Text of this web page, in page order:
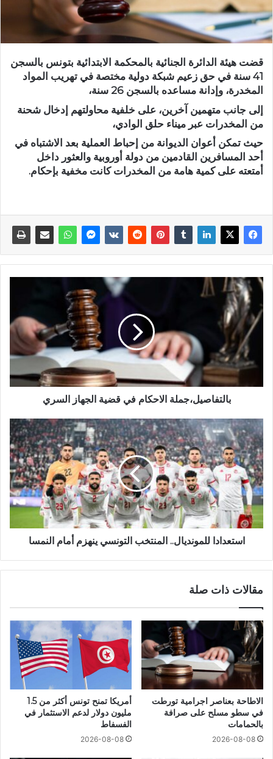
قضت هيئة الدائرة الجنائية بالمحكمة الابتدائية بتونس بالسجن
41 سنة في حق زعيم شبكة دولية مختصة في تهريب المواد
المخدرة، وإدانة مساعده بالسجن 26 سنة،
إلى جانب متهمين آخرين، على خلفية محاولتهم إدخال شحنة
من المخدرات عبر ميناء حلق الوادي،
حيث تمكن أعوان الديوانة من إحباط العملية بعد الاشتباه في
أحد المسافرين القادمين من دولة أوروبية والعثور داخل
أمتعته على كمية هامة من المخدرات كانت مخفية بإحكام.
بالتفاصيل،جملة الاحكام في قضية الجهاز السري
استعدادا للمونديال.. المنتخب التونسي ينهزم أمام النمسا
مقالات ذات صلة
الاطاحة بعناصر اجرامية تورطت
في سطو مسلح على صرافة
بالحمامات
2026-08-08
أمريكا تمنح تونس أكثر من 1.5
مليون دولار لدعم الاستثمار في
الفسفاط
2026-08-08